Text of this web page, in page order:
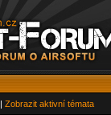
| Zobrazit aktivní témata